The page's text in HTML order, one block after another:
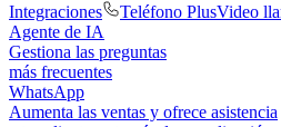
Integraciones
Teléfono PlusVideo
Agente de IA
Gestiona las preguntas
más frecuentes
WhatsApp
Aumenta las ventas y ofrece asistencia